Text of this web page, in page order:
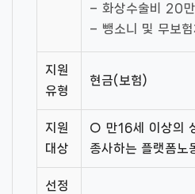
– 화상수술비 20
– 뺑소니 및 무보
지원
유형
현금(보험)
지원
대상
○ 만16세 이상의
종사하는 플랫폼노
선정